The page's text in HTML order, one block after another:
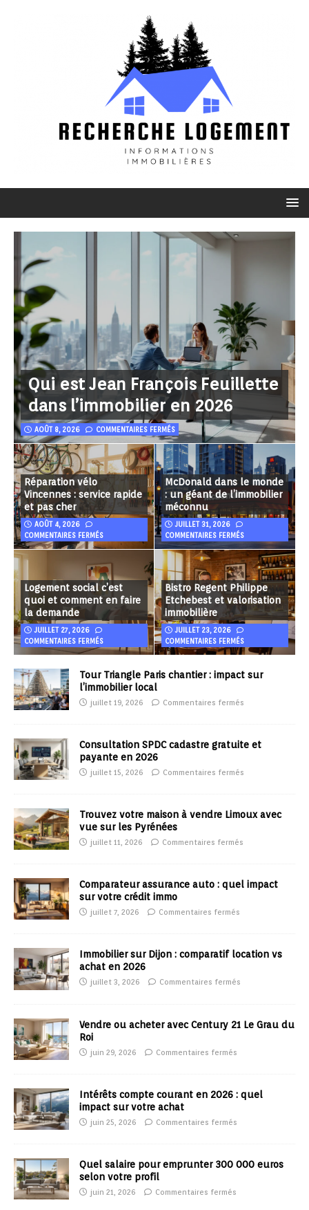
Qui est Jean François Feuillette
dans l’immobilier en 2026
AOÛT 8, 2026 COMMENTAIRES FERMÉS
Réparation vélo
Vincennes : service rapide
et pas cher
AOÛT 4, 2026
COMMENTAIRES FERMÉS
McDonald dans le monde
: un géant de l’immobilier
méconnu
JUILLET 31, 2026
COMMENTAIRES FERMÉS
Logement social c’est
quoi et comment en faire
la demande
JUILLET 27, 2026
COMMENTAIRES FERMÉS
Bistro Regent Philippe
Etchebest et valorisation
immobilière
JUILLET 23, 2026
COMMENTAIRES FERMÉS
Tour Triangle Paris chantier : impact sur
l’immobilier local
juillet 19, 2026 Commentaires fermés
Consultation SPDC cadastre gratuite et
payante en 2026
juillet 15, 2026 Commentaires fermés
Trouvez votre maison à vendre Limoux avec
vue sur les Pyrénées
juillet 11, 2026 Commentaires fermés
Comparateur assurance auto : quel impact
sur votre crédit immo
juillet 7, 2026 Commentaires fermés
Immobilier sur Dijon : comparatif location vs
achat en 2026
juillet 3, 2026 Commentaires fermés
Vendre ou acheter avec Century 21 Le Grau du
Roi
juin 29, 2026 Commentaires fermés
Intérêts compte courant en 2026 : quel
impact sur votre achat
juin 25, 2026 Commentaires fermés
Quel salaire pour emprunter 300 000 euros
selon votre profil
juin 21, 2026 Commentaires fermés